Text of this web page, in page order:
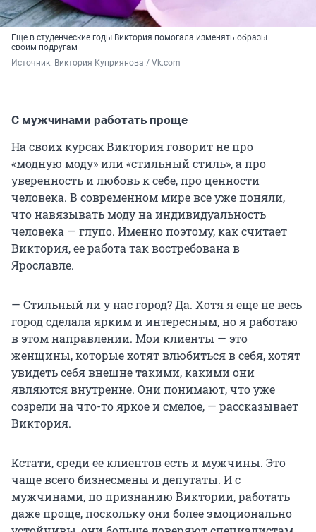
Еще в студенческие годы Виктория помогала изменять образы
своим подругам
Источник: Виктория Куприянова / Vk.com
С мужчинами работать проще
На своих курсах Виктория говорит не про
«модную моду» или «стильный стиль», а про
уверенность и любовь к себе, про ценности
человека. В современном мире все уже поняли,
что навязывать моду на индивидуальность
человека — глупо. Именно поэтому, как считает
Виктория, ее работа так востребована в
Ярославле.
— Стильный ли у нас город? Да. Хотя я еще не весь
город сделала ярким и интересным, но я работаю
в этом направлении. Мои клиенты — это
женщины, которые хотят влюбиться в себя, хотят
увидеть себя внешне такими, какими они
являются внутренне. Они понимают, что уже
созрели на что-то яркое и смелое, — рассказывает
Виктория.
Кстати, среди ее клиентов есть и мужчины. Это
чаще всего бизнесмены и депутаты. И с
мужчинами, по признанию Виктории, работать
даже проще, поскольку они более эмоционально